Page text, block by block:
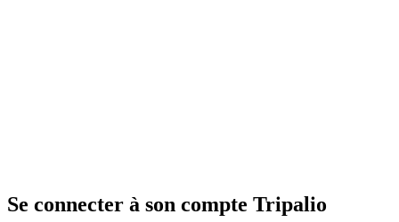
Se connecter à son compte Tripalio